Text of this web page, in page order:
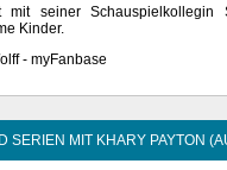
mit seiner
Kinder.
- myFanbase
SERIEN MIT KHARY PAYTON